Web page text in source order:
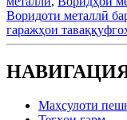
Воридоти металлӣ
гаражҳои
Маҳсулоти